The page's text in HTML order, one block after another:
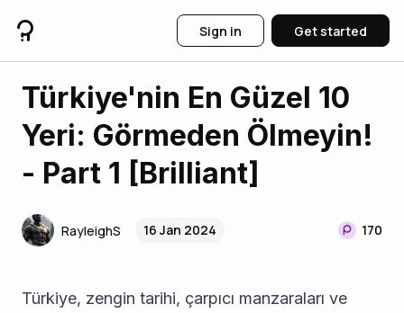
Sign in Get started
Türkiye'nin En Güzel 10
Yeri: Görmeden Ölmeyin!
- Part 1 [Brilliant]
RayleighS 16 Jan 2024 170
Türkiye, zengin tarihi, çarpıcı manzaraları ve